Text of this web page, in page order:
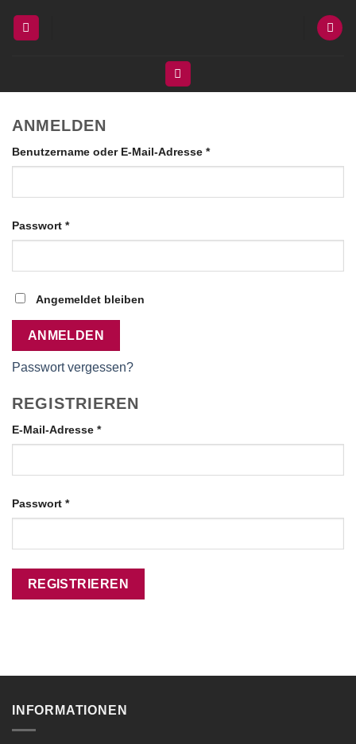
Inhalt
ANMELDEN
Benutzername oder E-Mail-Adresse *Erforderlich
Passwort *Erforderlich
Angemeldet bleiben
ANMELDEN
Passwort vergessen?
REGISTRIEREN
E-Mail-Adresse *Erforderlich
Passwort *Erforderlich
REGISTRIEREN
INFORMATIONEN